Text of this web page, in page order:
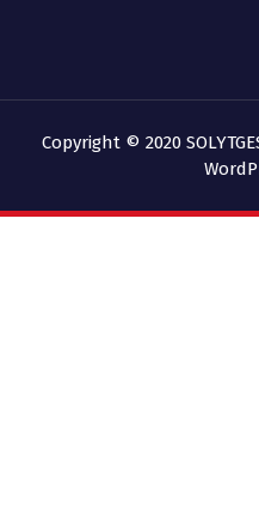
Copyright © 2020